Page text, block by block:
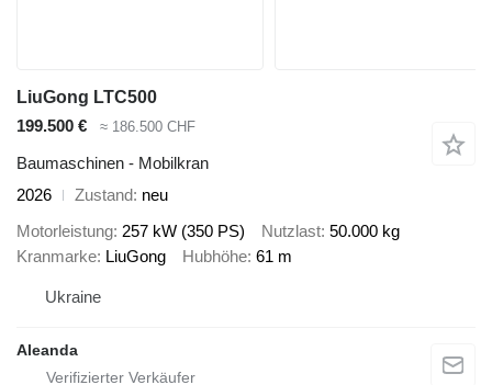
LiuGong LTC500
199.500 €
≈ 186.500 CHF
Baumaschinen - Mobilkran
2026
Zustand neu
Motorleistung 257 kW (350 PS) Nutzlast 50.000 kg
Kranmarke LiuGong Hubhöhe 61 m
Ukraine
Aleanda